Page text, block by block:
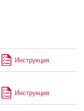
Инструкция
Инструкция